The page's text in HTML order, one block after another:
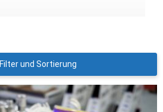
Filter und Sortierung